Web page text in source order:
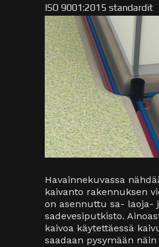
ISO 9001:2015 standardit
Havainnekuvassa
kaivanto rakennuksen
on asennuttu sa- laoja-
sadevesiputkisto.
kaivoa käytettäessä
saadaan pysymään näin